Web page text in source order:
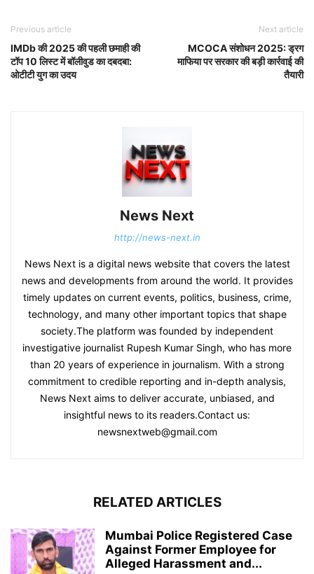
Previous article
IMDb की 2025 की पहली छमाही की
टॉप 10 लिस्ट में बॉलीवुड का दबदबा:
ओटीटी युग का उदय
Next article
MCOCA संशोधन 2025: ड्रग
माफिया पर सरकार की बड़ी कार्रवाई की
तैयारी
News Next
http://news-next.in
News Next is a digital news website that covers the latest
news and developments from around the world. It provides
timely updates on current events, politics, business, crime,
technology, and many other important topics that shape
society.The platform was founded by independent
investigative journalist Rupesh Kumar Singh, who has more
than 20 years of experience in journalism. With a strong
commitment to credible reporting and in-depth analysis,
News Next aims to deliver accurate, unbiased, and
insightful news to its readers.Contact us:
newsnextweb@gmail.com
RELATED ARTICLES
Mumbai Police Registered Case
Against Former Employee for
Alleged Harassment and...